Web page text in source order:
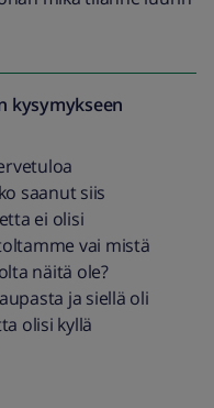
kysymykseen
saanut siis
ei olisi
vai mistä
näitä ole?
ja siellä oli
olisi kyllä